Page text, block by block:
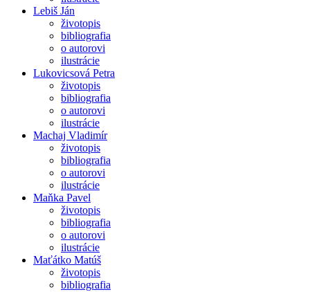
Lebiš Ján
životopis
bibliografia
o autorovi
ilustrácie
Lukovicsová Petra
životopis
bibliografia
o autorovi
ilustrácie
Machaj Vladimír
životopis
bibliografia
o autorovi
ilustrácie
Maňka Pavel
životopis
bibliografia
o autorovi
ilustrácie
Maťátko Matúš
životopis
bibliografia